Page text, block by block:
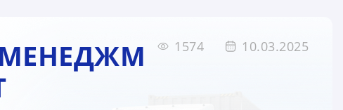
1574 10.03.2025